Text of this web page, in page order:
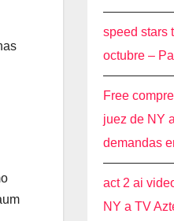
speed stars
octubre –
Free
juez de NY
demandas
act 2 ai
NY a TV